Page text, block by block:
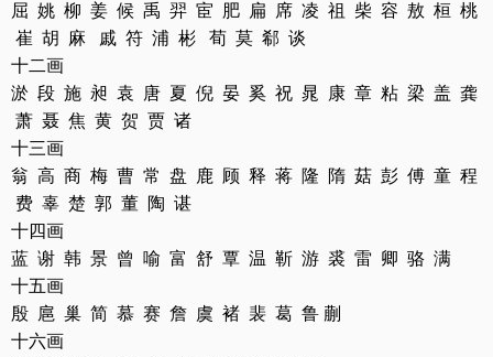
屈 姚 柳 姜 候 禹 羿 宦 肥 扁 席 凌 祖 柴 容 敖 桓 桃
崔 胡 麻 戚 符 浦 彬 荀 莫 郗 谈
十二画
淤 段 施 昶 袁 唐 夏 倪 晏 奚 祝 晁 康 章 粘 梁 盖 龚
萧 聂 焦 黄 贺 贾 诸
十三画
翁 高 商 梅 曹 常 盘 鹿 顾 释 蒋 隆 隋 菇 彭 傅 童 程
费 辜 楚 郭 董 陶 谌
十四画
蓝 谢 韩 景 曾 喻 富 舒 覃 温 靳 游 裘 雷 卿 骆 满
十五画
殷 扈 巢 简 慕 赛 詹 虞 褚 裴 葛 鲁 蒯
十六画